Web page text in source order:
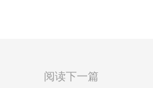
阅读下一篇